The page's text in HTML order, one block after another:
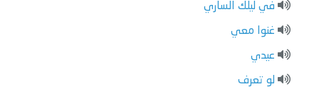
في ليلك الساري
غنوا معي
عيدي
لو تعرف